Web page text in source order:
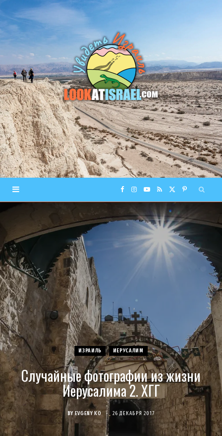
F
o
k
I
n
s
r
a
m
Y
o
u
e
R
S
T
e
r
)
P
n
s
t
ИЗРАИЛЬ ИЕРУСАЛИМ
Случайные фотографии из жизни
Иерусалима 2. ХГГ
BY EVGENY KO 26 ДЕКАБРЯ 2017